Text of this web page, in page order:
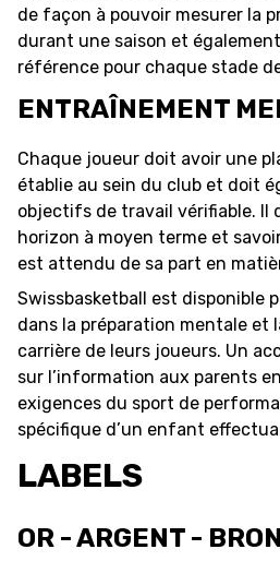
de façon à pouvoir mesurer la
durant une saison et
référence pour chaque stade
ENTRAÎNEMENT
Chaque joueur doit avoir une
établie au sein du club et doit
objectifs de travail vérifiable. Il
horizon à moyen terme et
est attendu de sa part en
Swissbasketball est disponible
dans la préparation mentale et
carrière de leurs joueurs. Un
sur l’information aux parents
exigences du sport de
spécifique d’un enfant
LABELS
OR - ARGENT -